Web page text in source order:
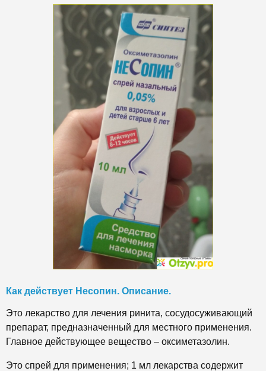
Как действует Несопин. Описание.
Это лекарство для лечения ринита, сосудосуживающий
препарат, предназначенный для местного применения.
Главное действующее вещество – оксиметазолин.
Это спрей для применения; 1 мл лекарства содержит